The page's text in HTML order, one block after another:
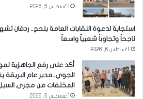
أغسطس 6, 2026
استجابة لدعوة النقابات العامة بلحج.. ردفان
ناجحاً وتجاوباً شعبياً واسعاً
أغسطس 6, 2026
أكد على رفع الجاهزية
الجوي..مدير عام
المخلفات من مجرى
أغسطس 6, 2026